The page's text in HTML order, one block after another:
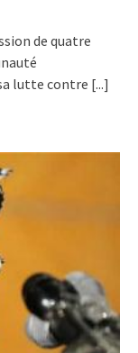
de quatre
lutte contre [...]